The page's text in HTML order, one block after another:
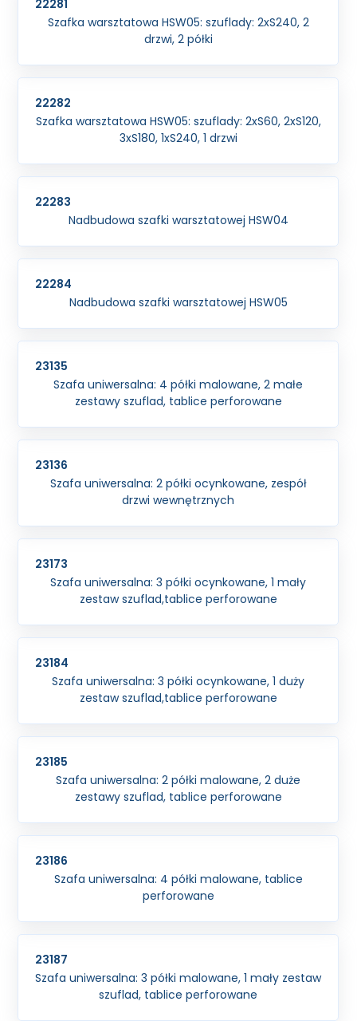
22281
Szafka warsztatowa HSW05: szuflady: 2xS240, 2
drzwi, 2 półki
22282
Szafka warsztatowa HSW05: szuflady: 2xS60, 2xS120,
3xS180, 1xS240, 1 drzwi
22283
Nadbudowa szafki warsztatowej HSW04
22284
Nadbudowa szafki warsztatowej HSW05
23135
Szafa uniwersalna: 4 półki malowane, 2 małe
zestawy szuflad, tablice perforowane
23136
Szafa uniwersalna: 2 półki ocynkowane, zespół
drzwi wewnętrznych
23173
Szafa uniwersalna: 3 półki ocynkowane, 1 mały
zestaw szuflad,tablice perforowane
23184
Szafa uniwersalna: 3 półki ocynkowane, 1 duży
zestaw szuflad,tablice perforowane
23185
Szafa uniwersalna: 2 półki malowane, 2 duże
zestawy szuflad, tablice perforowane
23186
Szafa uniwersalna: 4 półki malowane, tablice
perforowane
23187
Szafa uniwersalna: 3 półki malowane, 1 mały zestaw
szuflad, tablice perforowane